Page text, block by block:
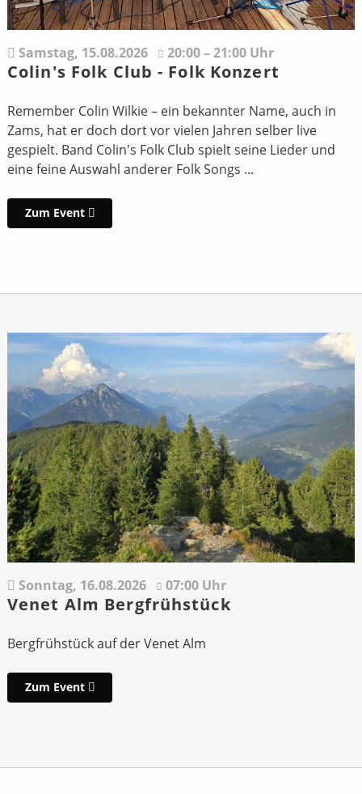
Samstag, 15.08.2026 20:00 – 21:00 Uhr
Colin's Folk Club - Folk Konzert
Remember Colin Wilkie – ein bekannter Name, auch in
Zams, hat er doch dort vor vielen Jahren selber live
gespielt. Band Colin's Folk Club spielt seine Lieder und
eine feine Auswahl anderer Folk Songs ...
Zum Event
Sonntag, 16.08.2026 07:00 Uhr
Venet Alm Bergfrühstück
Bergfrühstück auf der Venet Alm
Zum Event